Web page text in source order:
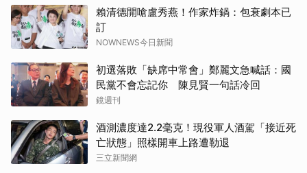
賴清德開嗆盧秀燕！作家炸鍋：包衰劇本已
訂
NOWNEWS今日新聞
初選落敗「缺席中常會」鄭麗文急喊話：國
民黨不會忘記你 陳見賢一句話冷回
鏡週刊
酒測濃度達2.2毫克！現役軍人酒駕「接近死
亡狀態」照樣開車上路遭勒退
三立新聞網